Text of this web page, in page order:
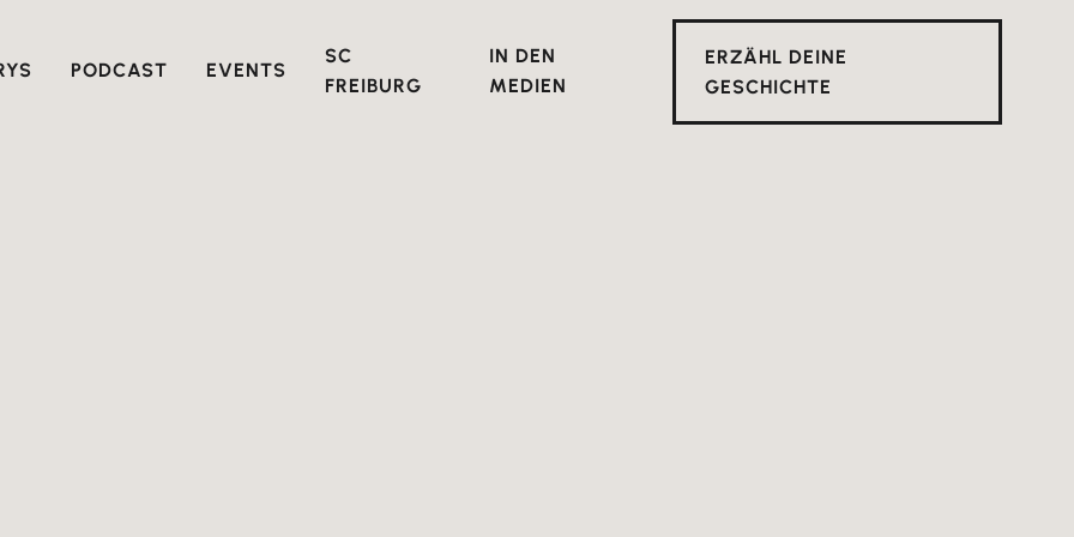
PODCAST EVENTS
SC
FREIBURG
IN DEN
MEDIEN
ERZÄHL DEINE
GESCHICHTE